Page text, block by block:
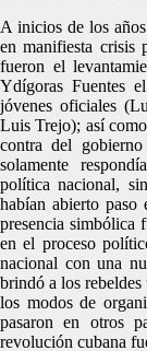
A inicios de los
en manifiesta crisis
fueron el
Ydígoras Fuentes
jóvenes oficiales
Luis Trejo); así
contra del
solamente
política nacional,
habían abierto
presencia simbólica
en el proceso
nacional con una
brindó a los
los modos de
pasaron en otros
revolución cubana